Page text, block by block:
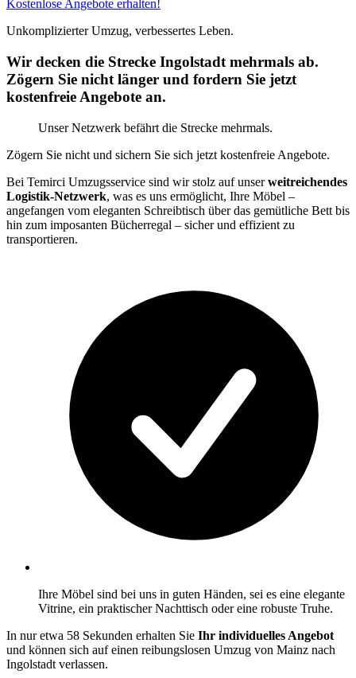
Kostenlose Angebote erhalten!
Unkomplizierter Umzug, verbessertes Leben.
Wir decken die Strecke Ingolstadt mehrmals ab.
Zögern Sie nicht länger und fordern Sie jetzt
kostenfreie Angebote an.
Unser Netzwerk befährt die Strecke mehrmals.
Zögern Sie nicht und sichern Sie sich jetzt kostenfreie Angebote.
Bei Temirci Umzugsservice sind wir stolz auf unserweitreichendes
Logistik-Netzwerk, was es uns ermöglicht, Ihre Möbel –
angefangen vom eleganten Schreibtisch über das gemütliche Bett bis
hin zum imposanten Bücherregal – sicher und effizient zu
transportieren.
Ihre Möbel sind bei uns in guten Händen, sei es eine elegante
Vitrine, ein praktischer Nachttisch oder eine robuste Truhe.
In nur etwa 58 Sekunden erhalten Sie Ihr individuelles Angebot
und können sich auf einen reibungslosen Umzug von Mainz nach
Ingolstadt verlassen.